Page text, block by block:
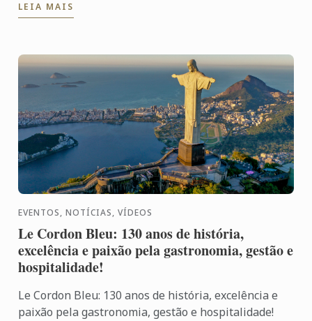
simboliza nossa ...
LEIA MAIS
EVENTOS, NOTÍCIAS, VÍDEOS
Le Cordon Bleu: 130 anos de história,
excelência e paixão pela gastronomia, gestão e
hospitalidade!
Le Cordon Bleu: 130 anos de história, excelência e
paixão pela gastronomia, gestão e hospitalidade!